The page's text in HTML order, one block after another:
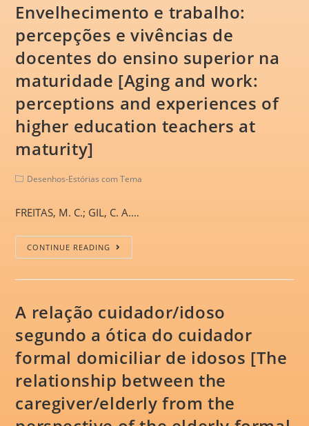
Envelhecimento e trabalho:
percepções e vivências de
docentes do ensino superior na
maturidade [Aging and work:
perceptions and experiences of
higher education teachers at
maturity]
Desenhos-Estórias com Tema
FREITAS, M. C.; GIL, C. A.…
CONTINUE READING
A relação cuidador/idoso
segundo a ótica do cuidador
formal domiciliar de idosos [The
relationship between the
caregiver/elderly from the